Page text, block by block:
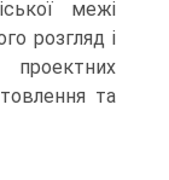
межі
розгляд і
та